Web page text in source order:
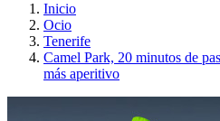
Inicio
Ocio
Tenerife
Camel Park, 20 minutos de
más aperitivo